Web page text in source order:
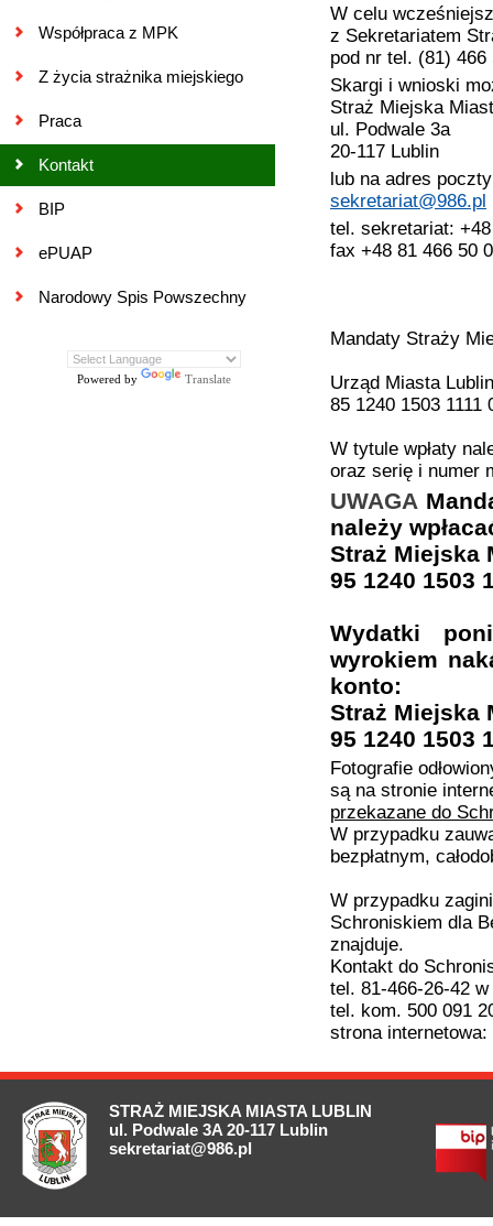
Współpraca z MPK
Z życia strażnika miejskiego
Praca
Kontakt
BIP
ePUAP
Narodowy Spis Powszechny
Powered by Translate
W celu
z Sekretariatem
pod nr tel. (81) 466
Skargi i wnioski
Straż Miejska
ul. Podwale 3a
20-117 Lublin
lub na adres
sekretariat@986.pl
tel. sekretariat:
fax +48 81 466 50
Mandaty Straży
Urząd Miasta Lublin
85 1240 1503 1111
W tytule wpłaty
oraz serię i numer
UWAGA
należy
Straż Miejska
95 1240 1503
Wydatki
wyrokiem
konto:
Straż Miejska
95 1240 1503
Fotografie
są na stronie
przekazane do
W przypadku
bezpłatnym,
W przypadku
Schroniskiem dla
znajduje.
Kontakt do
tel. 81-466-26-42
tel. kom. 500 091
strona internetowa:
STRAŻ MIEJSKA MIASTA LUBLIN
ul. Podwale 3A 20-117 Lublin
sekretariat@986.pl